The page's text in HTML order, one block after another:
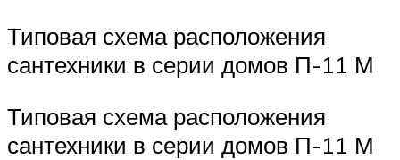
Типовая схема расположения
сантехники в серии домов П-11 М
Типовая схема расположения
сантехники в серии домов П-11 М